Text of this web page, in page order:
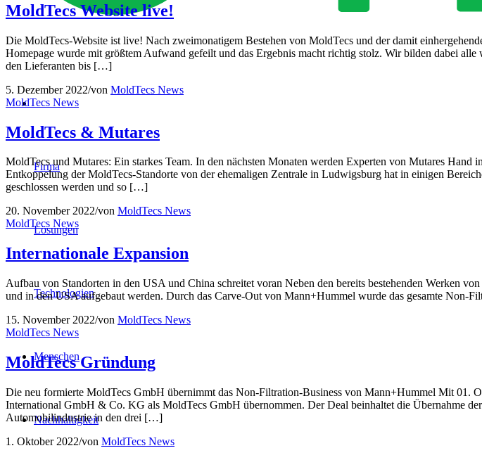
Firma
Lösungen
Technologien
Menschen
Nachhaltigkeit
MoldTecs Website live!
Die MoldTecs-Website ist live! Nach zweimonatigem Bestehen von MoldTecs und der damit
Homepage wurde mit größtem Aufwand gefeilt und das Ergebnis macht richtig stolz. Wir bilden dabei
den Lieferanten bis […]
5. Dezember 2022/von MoldTecs News
MoldTecs News
MoldTecs & Mutares
MoldTecs und Mutares: Ein starkes Team. In den nächsten Monaten werden Experten von Mutares
Entkoppelung der MoldTecs-Standorte von der ehemaligen Zentrale in Ludwigsburg hat in einigen
geschlossen werden und so […]
20. November 2022/von MoldTecs News
MoldTecs News
Internationale Expansion
Aufbau von Standorten in den USA und China schreitet voran Neben den bereits bestehenden Werken
und in den USA aufgebaut werden. Durch das Carve-Out von Mann+Hummel wurde das gesamte Non-
15. November 2022/von MoldTecs News
MoldTecs News
MoldTecs Gründung
Die neu formierte MoldTecs GmbH übernimmt das Non-Filtration-Business von Mann+Hummel Mit
International GmbH & Co. KG als MoldTecs GmbH übernommen. Der Deal beinhaltet die Übernahme
Automobilindustrie in den drei […]
1. Oktober 2022/von MoldTecs News